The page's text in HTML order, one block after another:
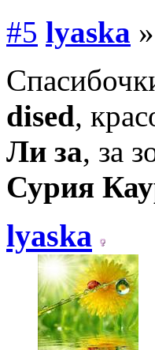
#5 lyaska
dised,
Ли за, за
Сурия
lyaska